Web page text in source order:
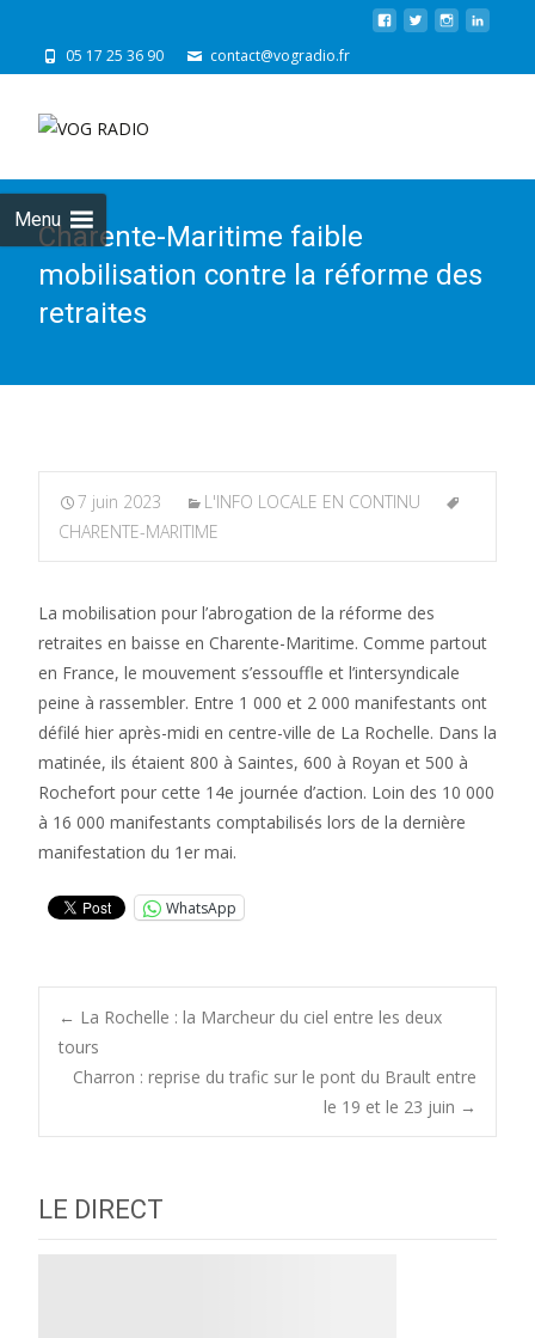
05 17 25 36 90 contact@vogradio.fr
Menu
Charente-Maritime faible
mobilisation contre la réforme des
retraites
7 juin 2023
L'INFO LOCALE EN CONTINU
CHARENTE-MARITIME
La mobilisation pour l’abrogation de la réforme des
retraites en baisse en Charente-Maritime. Comme partout
en France, le mouvement s’essouffle et l’intersyndicale
peine à rassembler. Entre 1 000 et 2 000 manifestants ont
défilé hier après-midi en centre-ville de La Rochelle. Dans la
matinée, ils étaient 800 à Saintes, 600 à Royan et 500 à
Rochefort pour cette 14e journée d’action. Loin des 10 000
à 16 000 manifestants comptabilisés lors de la dernière
manifestation du 1er mai.
WhatsApp
Post
navigation
← La Rochelle : la Marcheur du ciel entre les deux
tours
Charron : reprise du trafic sur le pont du Brault entre
le 19 et le 23 juin →
LE DIRECT